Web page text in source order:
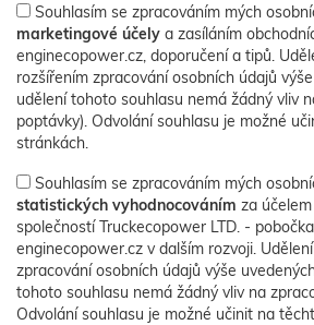
Souhlasím se zpracováním mých
marketingové účely a zasíláním
enginecopower.cz, doporučení a tipů.
rozšířením zpracování osobních údajů
udělení tohoto souhlasu nemá žádný vliv
poptávky). Odvolání souhlasu je možné
stránkách.
Souhlasím se zpracováním mých
statistických vyhodnocováním za
společností Truckecopower LTD. -
enginecopower.cz v dalším rozvoji.
zpracování osobních údajů výše
tohoto souhlasu nemá žádný vliv na
Odvolání souhlasu je možné učinit na